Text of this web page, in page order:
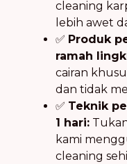
cleaning
lebih awet
✅ Produk
ramah
cairan
dan tidak
✅ Teknik
1 hari:
kami
cleaning